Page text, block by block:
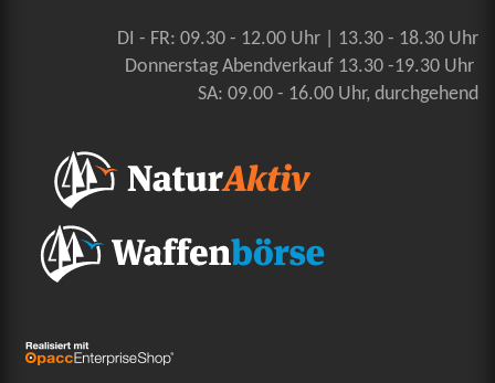
DI - FR: 09.30 - 12.00 Uhr | 13.30 - 18.30 Uhr
Donnerstag Abendverkauf 13.30 -19.30 Uhr
SA: 09.00 - 16.00 Uhr, durchgehend